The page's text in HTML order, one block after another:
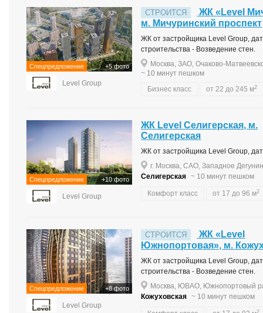
Спецпредложение +5 фото
Level Group
СТРОИТСЯ
ЖК «Level
м. Мичуринский проспект
ЖК от застройщика Level Group,
строительства - Возведение стен.
Москва, ЗАО, Очаково-
~ 10 минут пешком
Бизнес класс
от 22 до 245 м2
Спецпредложение +10 фото
Level Group
ЖК Level Селигерская, м.
Селигерская
ЖК от застройщика Level Group,
г. Москва, САО, Западное
Селигерская ~ 10 минут пешком
Комфорт класс от 17 до 96 м2
Спецпредложение +8 фото
Level Group
СТРОИТСЯ
ЖК «Level
Южнопортовая», м.
ЖК от застройщика Level Group,
строительства - Возведение стен.
Москва, ЮВАО, Южнопортовый
Кожуховская ~ 10 минут пешком
2